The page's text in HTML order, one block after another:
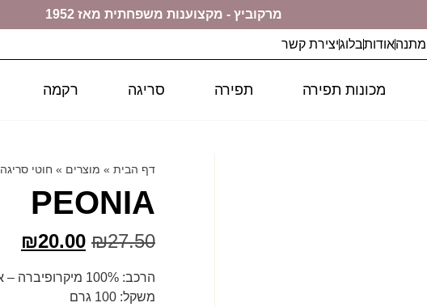
מרקוביץ - מקצוענות משפחתית מאז 1952
אודותבלוגיצירת קשר
מכונות תפירה תפירה סריגה רקמה
דף הבית » מוצרים » חוטי סריגה
PEONIA
₪27.50
₪20.00
הרכב: 100% מיקרופיברה – אקרילן
משקל: 100 גרם